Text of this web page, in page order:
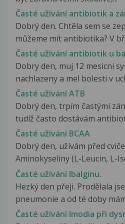
Časté užívání antibiotik a
Dobrý den. Chtěla sem se
můžeme mít antibiotika? V
Časté užívání antibiotik u
Dobry den, muj 12 mesicni
nachlazeny a mel bolesti v
Časté užívání ATB
Dobrý den, trpím častými
tudíž často dostávám
Časté užívání BCAA
Dobrý den, užívám před
Aminokyseliny (L-Leucin, L-
Časté užívání Ibalginu.
Hezký den přeji. Prodělala
pneumonie a od té doby
Časté užívání Imodia při